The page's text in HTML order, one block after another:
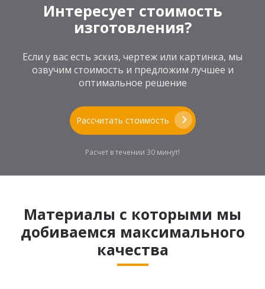
Интересует стоимость
изготовления?
Если у вас есть эскиз, чертеж или картинка, мы
озвучим стоимость и предложим лучшее и
оптимальное решение
Рассчитать стоимость
Расчет в течении 30 минут!
Материалы с которыми мы
добиваемся максимального
качества